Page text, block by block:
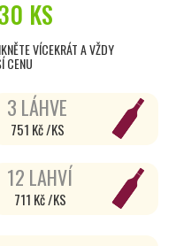
KS
VÍCEKRÁT A VŽDY
CENU
3 LÁHVE
751 Kč /KS
12 LAHVÍ
711 Kč /KS